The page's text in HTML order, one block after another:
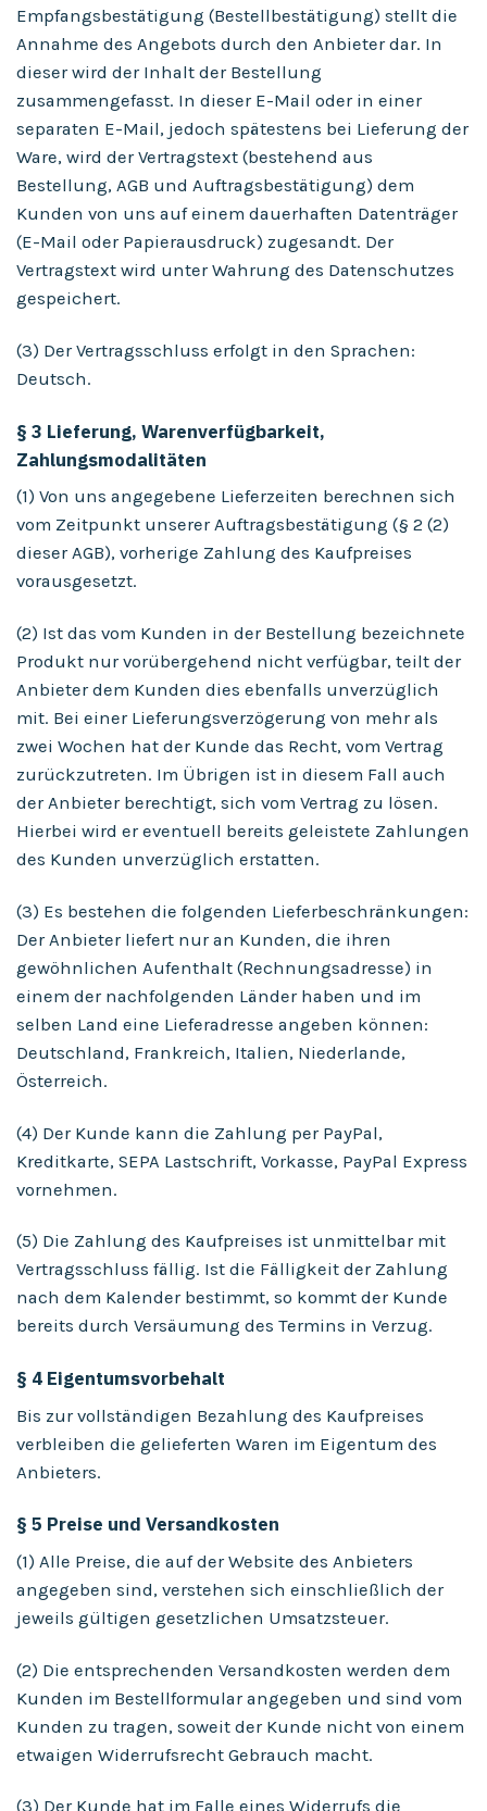
Empfangsbestätigung (Bestellbestätigung) stellt die
Annahme des Angebots durch den Anbieter dar. In
dieser wird der Inhalt der Bestellung
zusammengefasst. In dieser E-Mail oder in einer
separaten E-Mail, jedoch spätestens bei Lieferung der
Ware, wird der Vertragstext (bestehend aus
Bestellung, AGB und Auftragsbestätigung) dem
Kunden von uns auf einem dauerhaften Datenträger
(E-Mail oder Papierausdruck) zugesandt. Der
Vertragstext wird unter Wahrung des Datenschutzes
gespeichert.
(3) Der Vertragsschluss erfolgt in den Sprachen:
Deutsch.
§ 3 Lieferung, Warenverfügbarkeit,
Zahlungsmodalitäten
(1) Von uns angegebene Lieferzeiten berechnen sich
vom Zeitpunkt unserer Auftragsbestätigung (§ 2 (2)
dieser AGB), vorherige Zahlung des Kaufpreises
vorausgesetzt.
(2) Ist das vom Kunden in der Bestellung bezeichnete
Produkt nur vorübergehend nicht verfügbar, teilt der
Anbieter dem Kunden dies ebenfalls unverzüglich
mit. Bei einer Lieferungsverzögerung von mehr als
zwei Wochen hat der Kunde das Recht, vom Vertrag
zurückzutreten. Im Übrigen ist in diesem Fall auch
der Anbieter berechtigt, sich vom Vertrag zu lösen.
Hierbei wird er eventuell bereits geleistete Zahlungen
des Kunden unverzüglich erstatten.
(3) Es bestehen die folgenden Lieferbeschränkungen:
Der Anbieter liefert nur an Kunden, die ihren
gewöhnlichen Aufenthalt (Rechnungsadresse) in
einem der nachfolgenden Länder haben und im
selben Land eine Lieferadresse angeben können:
Deutschland, Frankreich, Italien, Niederlande,
Österreich.
(4) Der Kunde kann die Zahlung per PayPal,
Kreditkarte, SEPA Lastschrift, Vorkasse, PayPal Express
vornehmen.
(5) Die Zahlung des Kaufpreises ist unmittelbar mit
Vertragsschluss fällig. Ist die Fälligkeit der Zahlung
nach dem Kalender bestimmt, so kommt der Kunde
bereits durch Versäumung des Termins in Verzug.
§ 4 Eigentumsvorbehalt
Bis zur vollständigen Bezahlung des Kaufpreises
verbleiben die gelieferten Waren im Eigentum des
Anbieters.
§ 5 Preise und Versandkosten
(1) Alle Preise, die auf der Website des Anbieters
angegeben sind, verstehen sich einschließlich der
jeweils gültigen gesetzlichen Umsatzsteuer.
(2) Die entsprechenden Versandkosten werden dem
Kunden im Bestellformular angegeben und sind vom
Kunden zu tragen, soweit der Kunde nicht von einem
etwaigen Widerrufsrecht Gebrauch macht.
(3) Der Kunde hat im Falle eines Widerrufs die